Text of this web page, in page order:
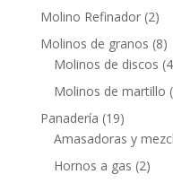
Molino Refinador (2)
Molinos de granos (8)
Molinos de discos
Molinos de martillo
Panadería (19)
Amasadoras y
Hornos a gas (2)